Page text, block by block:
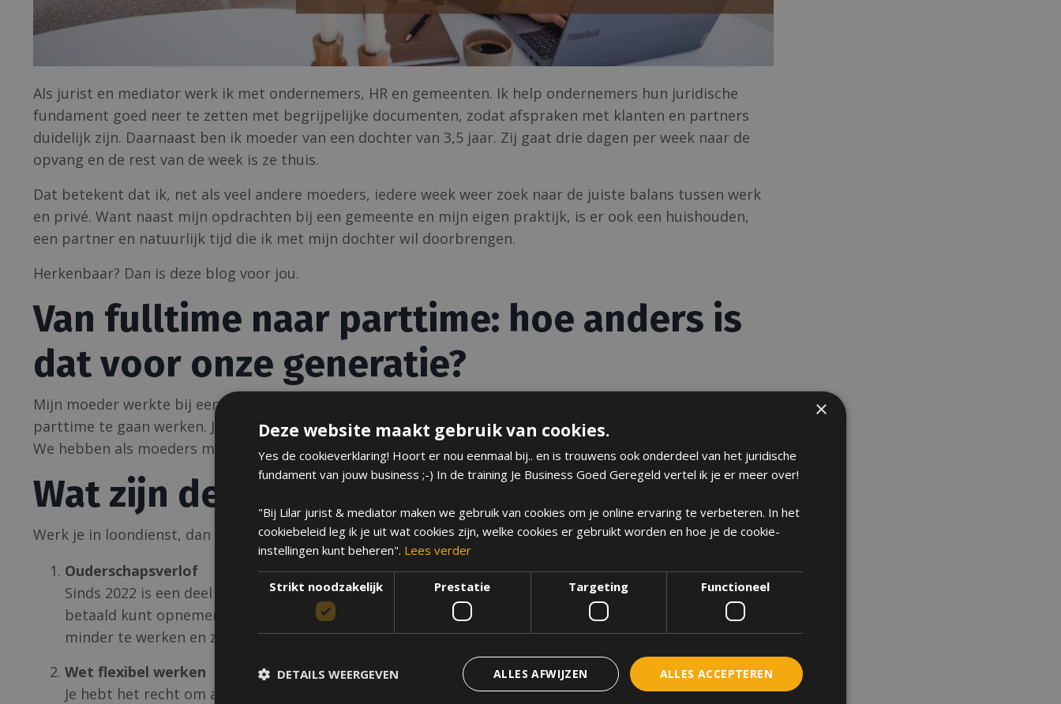
Als jurist en mediator werk ik met ondernemers, HR en gemeenten. Ik help ondernemers hun juridische
fundament goed neer te zetten met begrijpelijke documenten, zodat afspraken met klanten en partners
duidelijk zijn. Daarnaast ben ik moeder van een dochter van 3,5 jaar. Zij gaat drie dagen per week naar de
opvang en de rest van de week is ze thuis.
Dat betekent dat ik, net als veel andere moeders, iedere week weer zoek naar de juiste balans tussen werk
en privé. Want naast mijn opdrachten bij een gemeente en mijn eigen praktijk, is er ook een huishouden,
een partner en natuurlijk tijd die ik met mijn dochter wil doorbrengen.
Herkenbaar? Dan is deze blog voor jou.
Van fulltime naar parttime: hoe anders is
dat voor onze generatie?
Mijn moeder werkte bij een bank. Ik ben geboren in 1985 en toen was het simpelweg “not done” om
parttime te gaan werken. Je werkte fulltime of je stopte zodra je kinderen kreeg. Gelukkig is dat nu anders.
We hebben als moeders meer mogelijkheden – maar dat maakt de keuzes soms ook ingewikkeld.
Wat zijn de mogelijkheden in loondienst?
Werk je in loondienst, dan zijn er verschillende regelingen die jou kunnen helpen:
Ouderschapsverlof
Sinds 2022 is een deel van het ouderschapsverlof betaald. In 2025 geldt dat je negen weken (deels)
betaald kunt opnemen in het eerste levensjaar van je kind. Het kan een mooie manier zijn om tijdelijk
minder te werken en zo de overgang soepeler te maken.
Wet flexibel werken
Je hebt het recht om aanpassing van je arbeidsduur aan te vragen. Met andere woorden: je mag
×
Deze website maakt gebruik van cookies.
Yes de cookieverklaring! Hoort er nou eenmaal bij.. en is trouwens ook onderdeel van het juridische
fundament van jouw business ;-) In de training Je Business Goed Geregeld vertel ik je er meer over!
"Bij Lilar jurist & mediator maken we gebruik van cookies om je online ervaring te verbeteren. In het
cookiebeleid leg ik je uit wat cookies zijn, welke cookies er gebruikt worden en hoe je de cookie-
instellingen kunt beheren". Lees verder
Strikt noodzakelijk Prestatie Targeting Functioneel
ALLES ACCEPTEREN
ALLES AFWIJZEN
DETAILS WEERGEVEN